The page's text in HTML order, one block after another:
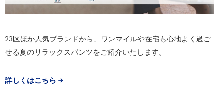
23区ほか人気ブランドから、ワンマイルや在宅も心地よく過ご
せる夏のリラックスパンツをご紹介いたします。
詳しくはこちら